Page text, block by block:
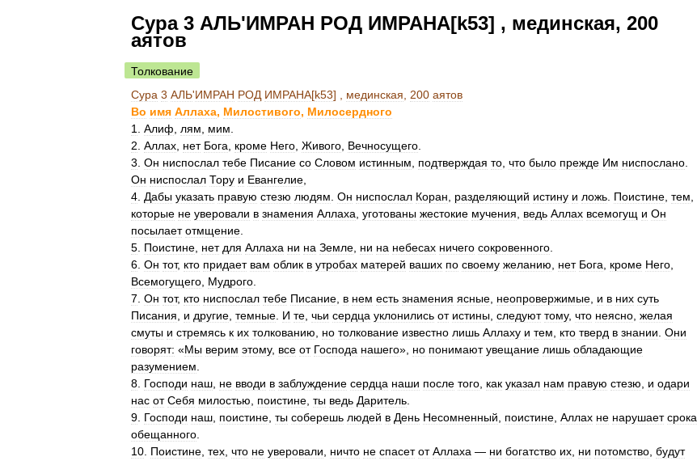
Сура 3 АЛЬ'ИМРАН РОД ИМРАНА[k53] , мединская, 200
аятов
Толкование
Сура 3 АЛЬ'ИМРАН РОД ИМРАНА[k53] , мединская 200 аятов
Во имя Аллаха, Милостивого, Милосердного
1
Алиф лям мим
2 Аллах нет Бога кроме Него Живого Вечносущего
3 Он ниспослал тебе Писание со Словом истинным подтверждая то что было прежде Им ниспослано
Он ниспослал Тору и Евангелие
4 Дабы указать правую стезю людям Он ниспослал Коран разделяющий истину и ложь Поистине тем
которые не уверовали в знамения Аллаха уготованы жестокие мучения ведь Аллах всемогущ и Он
посылает отмщение
5 Поистине нет для Аллаха ни на Земле ни на небесах ничего сокровенного
6 Он тот, кто придает вам облик в утробах матерей ваших по своему желанию нет Бога кроме Него
Всемогущего Мудрого
7 Он тот, кто ниспослал тебе Писание в нем есть знамения ясные неопровержимые и в них суть
Писания
и другие темные И те чьи сердца уклонились от истины следуют тому, что неясно желая
смуты и стремясь к их толкованию но толкование известно лишь Аллаху и тем кто тверд в знании Они
говорят: «Мы верим этому, все от Господа нашего», но понимают увещание лишь обладающие
разумением
8 Господи наш не вводи в заблуждение сердца наши после того как указал нам правую стезю и одари
нас от Себя милостью поистине ты ведь Даритель
9 Господи наш поистине ты соберешь людей в День Несомненный поистине Аллах не нарушает срока
обещанного
10 Поистине тех что не уверовали ничто не спасет от Аллаха — ни богатство их ни потомство будут